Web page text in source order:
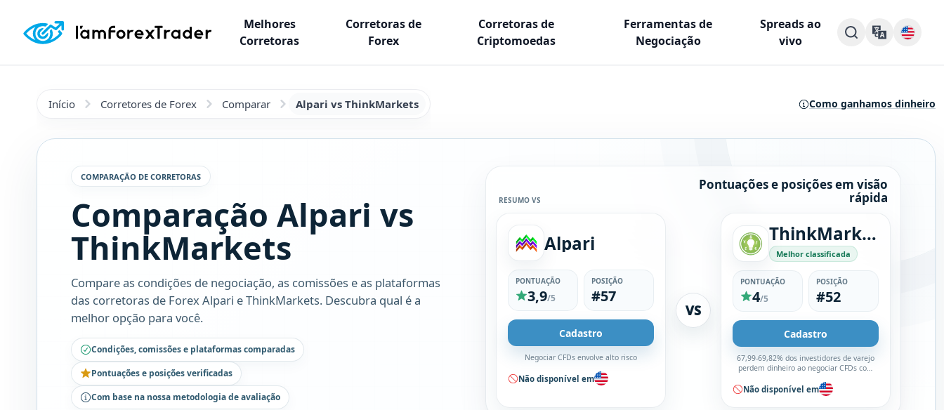
Melhores
Corretoras
Corretoras de
Forex
Corretoras de
Criptomoedas
Ferramentas de
Negociação
Spreads ao
vivo
Início Corretores de Forex Comparar Alpari vs ThinkMarkets Como ganhamos dinheiro
COMPARAÇÃO DE CORRETORAS
Comparação Alpari vs
ThinkMarkets
Compare as condições de negociação, as comissões e as plataformas
das corretoras de Forex Alpari e ThinkMarkets. Descubra qual é a
melhor opção para você.
RESUMO VS
Pontuações e posições em visão
rápida
Alpari
PONTUAÇÃO
3,9/5
POSIÇÃO
#57
Cadastro
Negociar CFDs envolve alto risco
Não disponível em
VS
ThinkMarkets
Melhor classificada
PONTUAÇÃO
4/5
POSIÇÃO
#52
Cadastro
67,99-69,82% dos investidores de varejo
perdem dinheiro ao negociar CFDs com
Não disponível em
Condições, comissões e plataformas comparadas
Pontuações e posições verificadas
Com base na nossa metodologia de avaliação